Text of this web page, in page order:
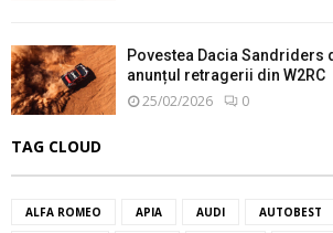
Povestea Dacia Sandriders
anunțul retragerii din W2RC
25/02/2026 0
TAG CLOUD
ALFA ROMEO APIA AUDI AUTOBEST